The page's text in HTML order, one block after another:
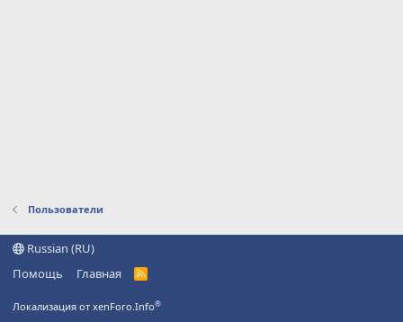
Пользователи
Russian (RU)
Помощь
Главная
R
Локализация от xenForo.Info®